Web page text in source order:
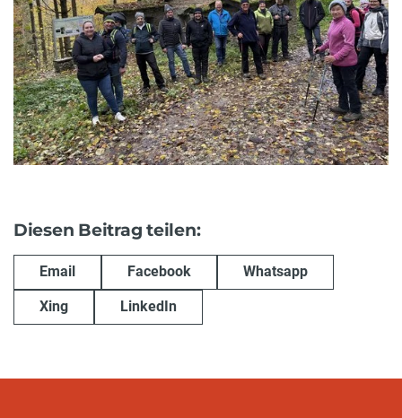
Diesen Beitrag teilen:
Email Facebook Whatsapp
Xing LinkedIn